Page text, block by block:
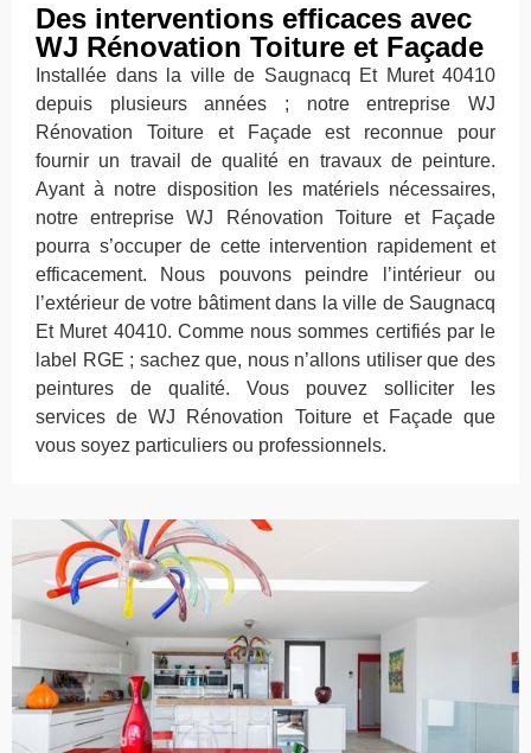
Des interventions efficaces avec
WJ Rénovation Toiture et Façade
Installée dans la ville de Saugnacq Et Muret 40410
depuis plusieurs années ; notre entreprise WJ
Rénovation Toiture et Façade est reconnue pour
fournir un travail de qualité en travaux de peinture.
Ayant à notre disposition les matériels nécessaires,
notre entreprise WJ Rénovation Toiture et Façade
pourra s’occuper de cette intervention rapidement et
efficacement. Nous pouvons peindre l’intérieur ou
l’extérieur de votre bâtiment dans la ville de Saugnacq
Et Muret 40410. Comme nous sommes certifiés par le
label RGE ; sachez que, nous n’allons utiliser que des
peintures de qualité. Vous pouvez solliciter les
services de WJ Rénovation Toiture et Façade que
vous soyez particuliers ou professionnels.